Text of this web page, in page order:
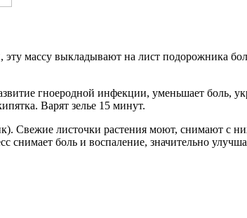
массу выкладывают на лист подорожника
гноеродной инфекции, уменьшает боль,
Варят зелье 15 минут.
Свежие листочки растения моют, снимают с
боль и воспаление, значительно